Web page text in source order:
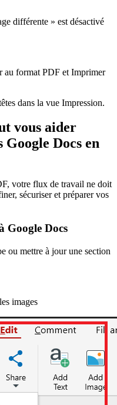
différente » est désactivé
au format PDF et Imprimer
dans la vue Impression.
vous aider
Docs en
votre flux de travail ne doit
sécuriser et préparer vos
Google Docs
ou mettre à jour une section
images